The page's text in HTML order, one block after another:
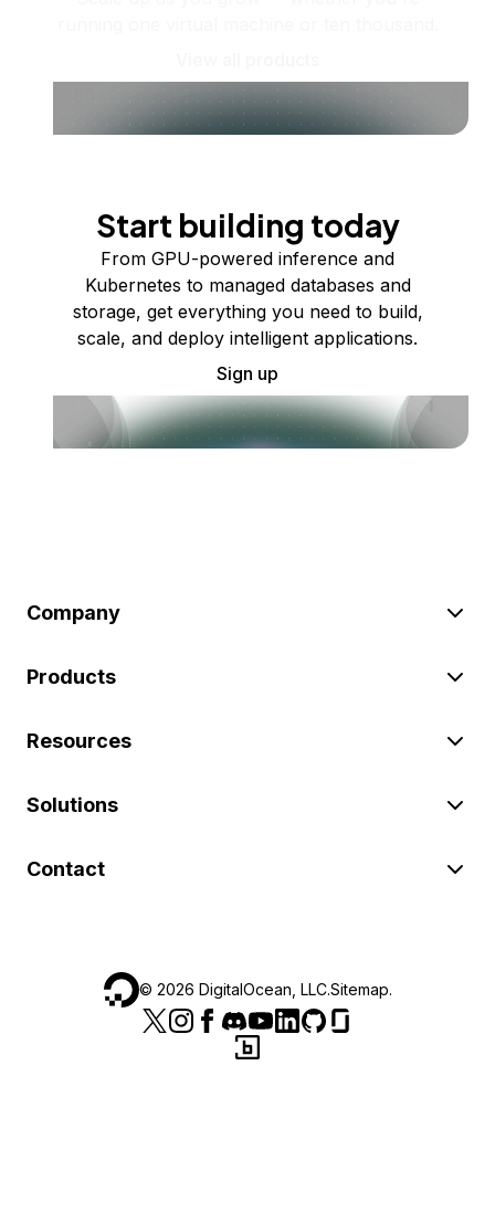
Start building today
From GPU-powered inference and
Kubernetes to managed databases and
storage, get everything you need to build,
scale, and deploy intelligent applications.
Sign up
Company
Products
Resources
Solutions
Contact
© 2026 DigitalOcean, LLC.Sitemap.